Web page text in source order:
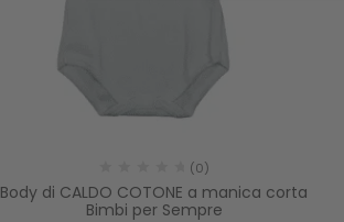
(0)
Body di CALDO COTONE a manica corta
Bimbi per Sempre